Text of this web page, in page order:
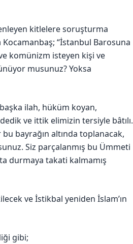
kitlelere soruşturma
Kocamanbaş; “İstanbul Barosuna
komünizm isteyen kişi ve
musunuz? Yoksa
ilah, hüküm koyan,
ve ittik elimizin tersiyle bâtılı.
bayrağın altında toplanacak,
Siz parçalanmış bu Ümmeti
durmaya takati kalmamış
ve İstikbal yeniden İslam’ın
gibi;